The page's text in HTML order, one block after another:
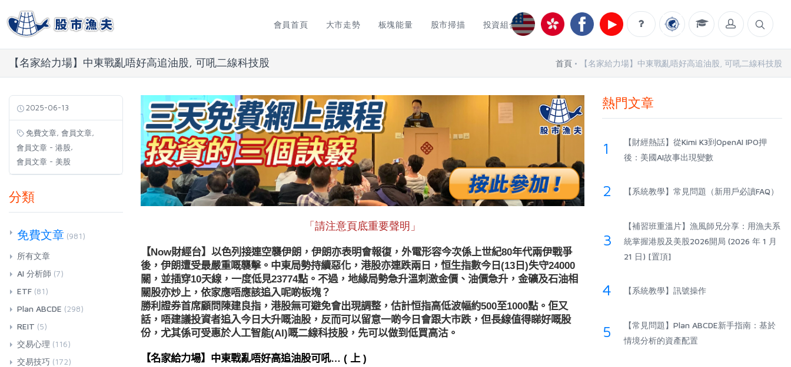
會員首頁 大市走勢 板塊能量 股市掃描 投資組合
【名家給力場】中東戰亂唔好高追油股, 可吼二線科技股 首頁 【名家給力場】中東戰亂唔好高追油股, 可吼二線科技股
「請注意頁底重要聲明」
【Now財經台】以色列接連空襲伊朗，伊朗亦表明會報復，外電形容今次係上世紀80年代兩伊戰爭
後，伊朗遭受最嚴重嘅襲擊。中東局勢持續惡化，港股亦連跌兩日，恒生指數今日(13日)失守24000
關，並插穿10天線，一度低見23774點。不過，地緣局勢急升溫刺激金價、油價急升，金礦及石油相
關股亦炒上，依家應唔應該追入呢啲板塊？
勝利證券首席顧問陳建良指，港股無可避免會出現調整，估計恒指高低波幅約500至1000點。佢又
話，唔建議投資者追入今日大升嘅油股，反而可以留意一啲今日會跟大市跌，但長線值得睇好嘅股
份，尤其係可受惠於人工智能(AI)嘅二線科技股，先可以做到低買高沽。
【名家給力場】中東戰亂唔好高追油股可吼… ( 上 )
熱門文章
1
【財經熱話】從Kimi K3到OpenAI IPO押
後：美國AI故事出現變數
2 【系統教學】常見問題（新用戶必讀FAQ）
3
【補習班重溫片】漁風師兄分享：用漁夫系
統掌握港股及美股2026開局 (2026 年 1 月
21 日) [置頂]
4 【系統教學】訊號操作
5
【常見問題】Plan ABCDE新手指南：基於
情境分析的資產配置
2025-06-13
免費文章 會員文章
會員文章 - 港股,
會員文章 - 美股
分類
免費文章 (981)
所有文章
AI 分析師 (7)
ETF (81)
Plan ABCDE (298)
REIT (5)
交易心理 (116)
交易技巧 (172)